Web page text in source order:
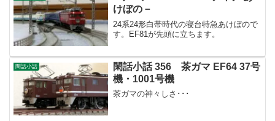
けぼの－
24系24形白帯時代の寝台特急あけぼので
す。EF81が先頭に立ちます。
閑話小話
閑話小話 356 茶ガマ EF64 37号
機・1001号機
茶ガマの神々しさ･･･